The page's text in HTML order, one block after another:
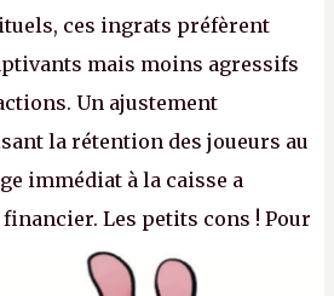
ces ingrats préfèrent
mais moins agressifs
Un ajustement
la rétention des joueurs au
immédiat à la caisse a
Les petits cons ! Pour
Baszucki peut compter